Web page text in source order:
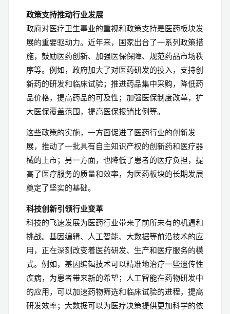
政策支持推动行业发展
政府对医疗卫生事业的重视和政策支持是医药板块发
展的重要驱动力。近年来，国家出台了一系列政策措
施，鼓励医药创新、加强医保保障、规范药品市场秩
序等。例如，政府加大了对医药研发的投入，支持创
新药的研发和临床试验；推进药品集中采购，降低药
品价格，提高药品的可及性；加强医保制度改革，扩
大医保覆盖范围，提高医保报销比例等。
这些政策的实施，一方面促进了医药行业的创新发
展，推动了一批具有自主知识产权的创新药和医疗器
械的上市；另一方面，也降低了患者的医疗负担，提
高了医疗服务的质量和效率，为医药板块的长期发展
奠定了坚实的基础。
科技创新引领行业变革
科技的飞速发展为医药行业带来了前所未有的机遇和
挑战。基因编辑、人工智能、大数据等前沿技术的应
用，正在深刻改变着医药研发、生产和医疗服务的模
式。例如，基因编辑技术可以精准地治疗一些遗传性
疾病，为患者带来新的希望；人工智能在药物研发中
的应用，可以加速药物筛选和临床试验的进程，提高
研发效率；大数据可以为医疗决策提供更加科学的依